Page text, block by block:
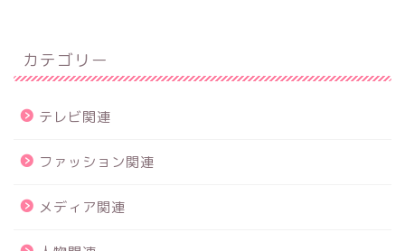
カテゴリー
テレビ関連
ファッション関連
メディア関連